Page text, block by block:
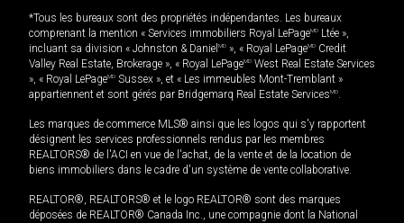
*Tous les bureaux sont des propriétés indépendantes. Les bureaux
comprenant la mention « Services immobiliers Royal LePageMD Ltée »,
incluant sa division « Johnston & Daniel MD », « Royal LePageMD Credit
Valley Real Estate, Brokerage », « Royal LePageMD West Real Estate Services
», « Royal LePageMD Sussex », et « Les immeubles Mont-Tremblant »
appartiennent et sont gérés par Bridgemarq Real Estate ServicesMD.
Les marques de commerce MLS® ainsi que les logos qui s'y rapportent
désignent les services professionnels rendus par les membres
REALTORS® de l'ACI en vue de l'achat, de la vente et de la location de
biens immobiliers dans le cadre d'un système de vente collaborative.
REALTOR®, REALTORS® et le logo REALTOR® sont des marques
déposées de REALTOR® Canada Inc., une compagnie dont la National